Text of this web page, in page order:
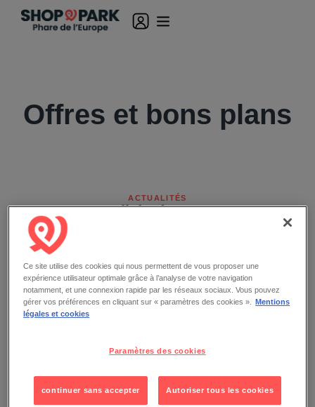
Offres et bons plans
ACTUALITÉS
Les actualités de votre centre
Les promotions des boutiques &
restaurants
Ce site utilise des cookies qui nous permettent de vous proposer une
expérience utilisateur optimale grâce à l’analyse de votre navigation
notamment, et une connexion rapide par les réseaux sociaux. Vous pouvez
gérer vos préférences en cliquant sur « paramètres des cookies ».
Mentions
légales et cookies
Paramètres des cookies
continuer sans accepter Autoriser tous les cookies